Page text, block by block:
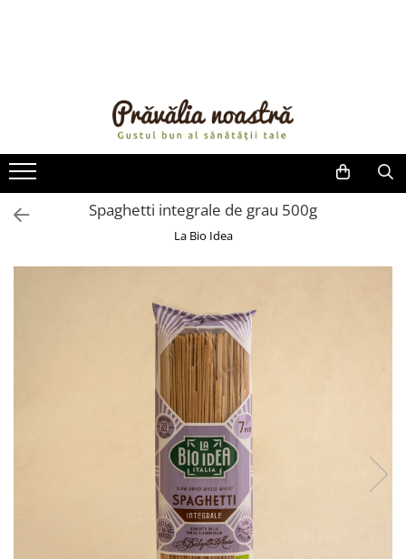
ULEIURI ȘI UNTURI
MĂSLINE
NUCI ȘI SEMINȚE
FRUCTE DESHIDRATATE
FRUCTE LA CONSERVĂ
CREME ȘI PASTE TARTINABILE
Spaghetti integrale de grau 500g
La Bio Idea